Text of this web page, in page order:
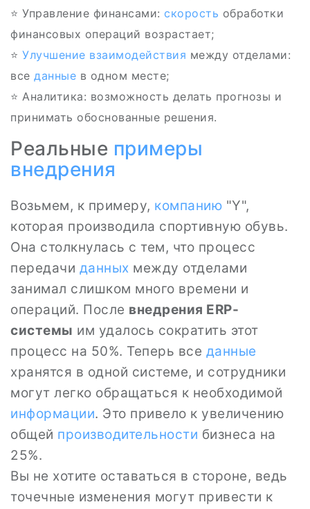
⭐ Управление финансами: скорость обработки
финансовых операций возрастает;
⭐ Улучшение взаимодействия между отделами:
все данные в одном месте;
⭐ Аналитика: возможность делать прогнозы и
принимать обоснованные решения.
Реальные примеры
внедрения
Возьмем, к примеру, компанию "Y",
которая производила спортивную обувь.
Она столкнулась с тем, что процесс
передачи данных между отделами
занимал слишком много времени и
операций. После внедрения ERP-
системы им удалось сократить этот
процесс на 50%. Теперь все данные
хранятся в одной системе, и сотрудники
могут легко обращаться к необходимой
информации. Это привело к увеличению
общей производительности бизнеса на
25%.
Вы не хотите оставаться в стороне, ведь
точечные изменения могут привести к